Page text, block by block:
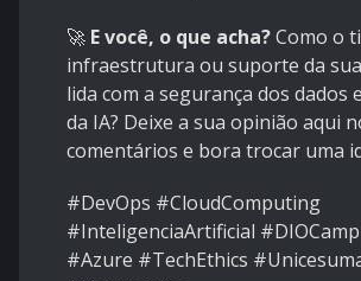
🚀 E você, o que acha?Como o
infraestrutura ou suporte da
lida com a segurança dos dados
da IA? Deixe a sua opinião aqui
comentários e bora trocar uma
#DevOps #CloudComputing
#InteligenciaArtificial
#Azure #TechEthics